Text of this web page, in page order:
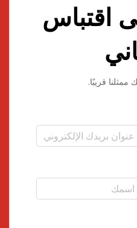
اقتباس
قريبًا.